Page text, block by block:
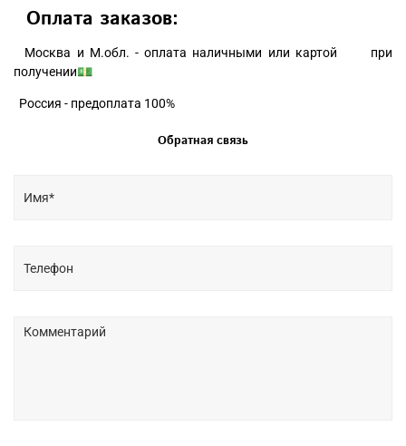
Оплата заказов:
Москва и М.обл. - оплата наличными или картой при
получении💵
Россия - предоплата 100%
Обратная связь